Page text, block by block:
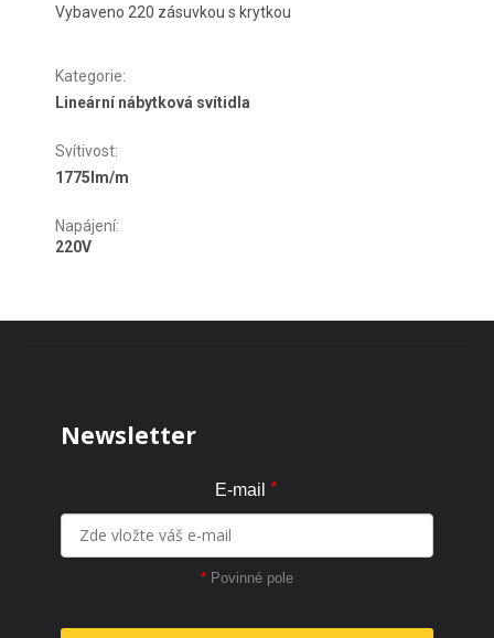
Vybaveno 220 zásuvkou s krytkou
Kategorie:
Lineární nábytková svítidla
Svítivost:
1775lm/m
Napájení:
220V
Newsletter
E-mail *
* Povinné pole